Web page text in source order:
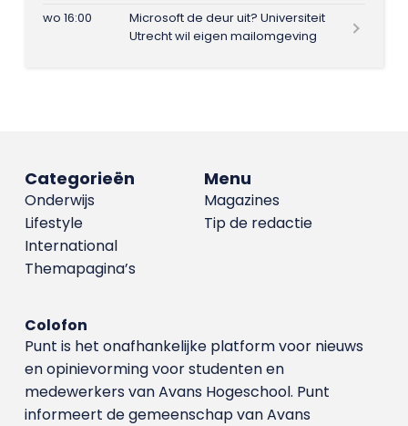
wo 16:00
Microsoft de deur uit? Universiteit
Utrecht wil eigen mailomgeving
Menu
Magazines
Tip de redactie
Categorieën
Onderwijs
Lifestyle
International
Themapagina’s
Colofon
Punt is het onafhankelijke platform voor nieuws
en opinievorming voor studenten en
medewerkers van Avans Hoge­school. Punt
informeert de gemeenschap van Avans